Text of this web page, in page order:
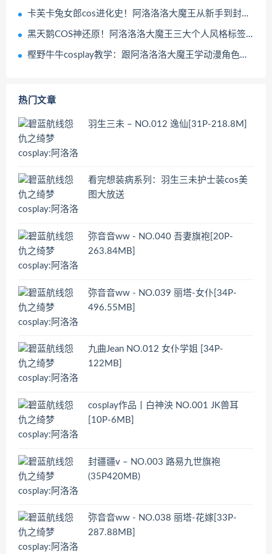
卡芙卡兔女郎cos进化史！阿洛洛洛大魔王从新手到封神的成长之路
黑天鹅COS神还原！阿洛洛洛大魔王三大个人风格标签分析
樫野牛牛cosplay教学：跟阿洛洛洛大魔王学动漫角色表情与肢体语言精髓
热门文章
羽生三未 – NO.012 逸仙[31P-218.8M]
看完想装病系列：羽生三未护士装cos美
图大放送
弥音音ww - NO.040 吾妻旗袍[20P-
263.84MB]
弥音音ww - NO.039 丽塔-女仆[34P-
496.55MB]
九曲Jean NO.012 女仆学姐 [34P-
122MB]
cosplay作品丨白神泱 NO.001 JK兽耳
[10P-6MB]
封疆疆v – NO.003 路易九世旗袍
(35P420MB)
弥音音ww - NO.038 丽塔-花嫁[33P-
287.88MB]